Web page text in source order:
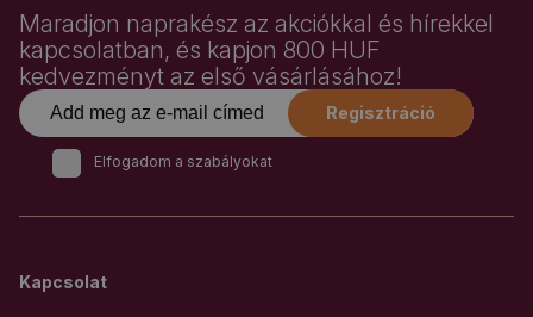
Maradjon naprakész az akciókkal és hírekkel
kapcsolatban, és kapjon 800 HUF
kedvezményt az első vásárlásához!
Regisztráció
Elfogadom a szabályokat
Kapcsolat